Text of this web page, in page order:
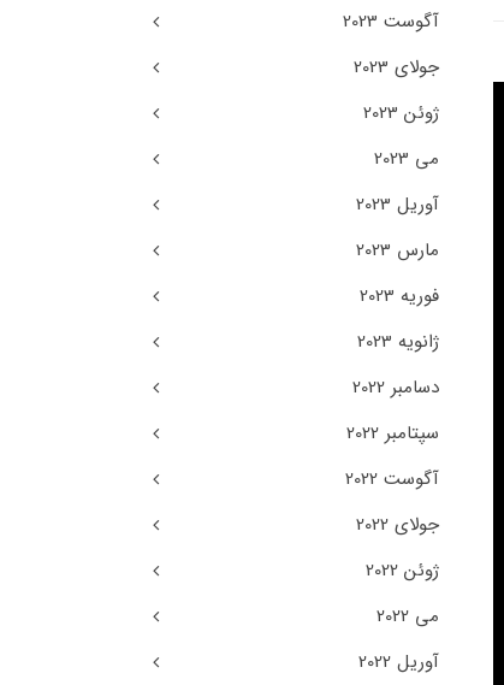
آگوست 2023
جولای 2023
ژوئن 2023
می 2023
آوریل 2023
مارس 2023
فوریه 2023
ژانویه 2023
دسامبر 2022
سپتامبر 2022
آگوست 2022
جولای 2022
ژوئن 2022
می 2022
آوریل 2022